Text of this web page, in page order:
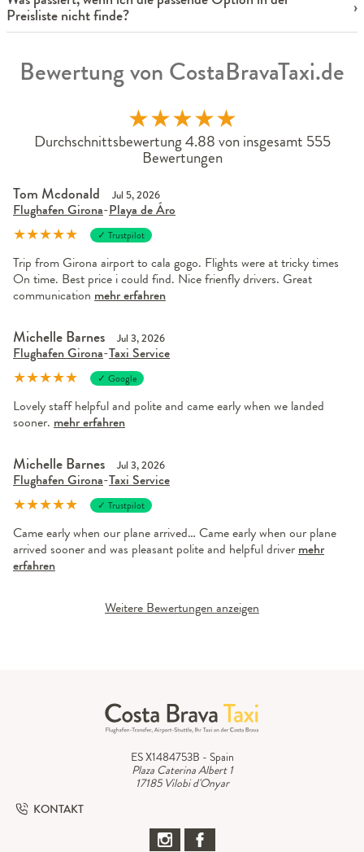
Preisliste nicht finde?
Bewertung von CostaBravaTaxi.de
★★★★★
Durchschnittsbewertung 4.88 von insgesamt 555
Bewertungen
Tom Mcdonald Jul 5, 2026
Flughafen Girona-Playa de Áro
★★★★★ ✓ Trustpilot
Trip from Girona airport to cala gogo. Flights were at tricky times
On time. Best price i could find. Nice frienfly drivers. Great
communication mehr erfahren
Michelle Barnes Jul 3, 2026
Flughafen Girona-Taxi Service
★★★★★ ✓ Google
Lovely staff helpful and polite and came early when we landed
sooner. mehr erfahren
Michelle Barnes Jul 3, 2026
Flughafen Girona-Taxi Service
★★★★★ ✓ Trustpilot
Came early when our plane arrived… Came early when our plane
arrived sooner and was pleasant polite and helpful driver mehr
erfahren
Weitere Bewertungen anzeigen
ES X1484753B - Spain
Plaza Caterina Albert 1
17185 Vilobi d'Onyar
KONTAKT